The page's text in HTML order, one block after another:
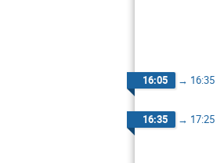
16:05 → 16:35
16:35 → 17:25